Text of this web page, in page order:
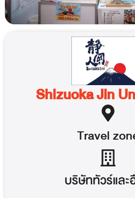
Shizuoka Jin
Travel
บริษัททัวร์และ